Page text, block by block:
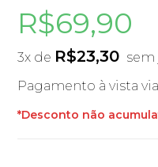
R$69,90
3x de R$23,30 sem
Pagamento à vista
*Desconto não